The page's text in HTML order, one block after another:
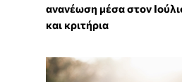
ανανέωση μέσα στον
και κριτήρια